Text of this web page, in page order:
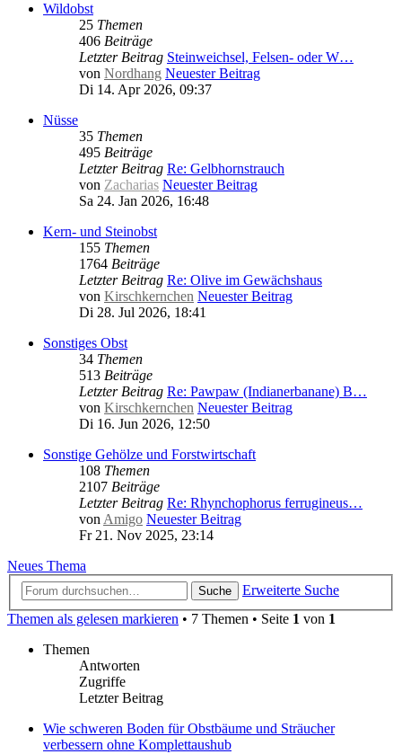
Wildobst
25 Themen
406 Beiträge
Letzter Beitrag Steinweichsel, Felsen- oder W…
von Nordhang Neuester Beitrag
Di 14. Apr 2026, 09:37
Nüsse
35 Themen
495 Beiträge
Letzter Beitrag Re: Gelbhornstrauch
von Zacharias Neuester Beitrag
Sa 24. Jan 2026, 16:48
Kern- und Steinobst
155 Themen
1764 Beiträge
Letzter Beitrag Re: Olive im Gewächshaus
von Kirschkernchen Neuester Beitrag
Di 28. Jul 2026, 18:41
Sonstiges Obst
34 Themen
513 Beiträge
Letzter Beitrag Re: Pawpaw (Indianerbanane) B…
von Kirschkernchen Neuester Beitrag
Di 16. Jun 2026, 12:50
Sonstige Gehölze und Forstwirtschaft
108 Themen
2107 Beiträge
Letzter Beitrag Re: Rhynchophorus ferrugineus…
von Amigo Neuester Beitrag
Fr 21. Nov 2025, 23:14
Neues Thema
Suche
Erweiterte Suche
Themen als gelesen markieren • 7 Themen • Seite 1 von 1
Themen
Antworten
Zugriffe
Letzter Beitrag
Wie schweren Boden für Obstbäume und Sträucher
verbessern ohne Komplettaushub